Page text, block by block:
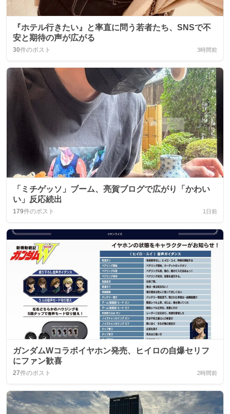
『ホテル行きたい』と率直に問う若者たち、SNSで不
安と期待の声が広がる
30件のポスト 3時間前
「ミチゲッソ」ブーム、亮賀ブログで広がり「かわい
い」反応続出
179件のポスト 1日前
ガンダムWコラボイヤホン発売、ヒイロの自爆セリフ
にファン歓喜
27件のポスト 2時間前